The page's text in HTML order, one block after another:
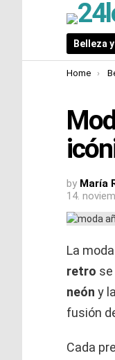
Belleza
You are
Home
by María
14.
La
retro
neón y
fusión
Cada